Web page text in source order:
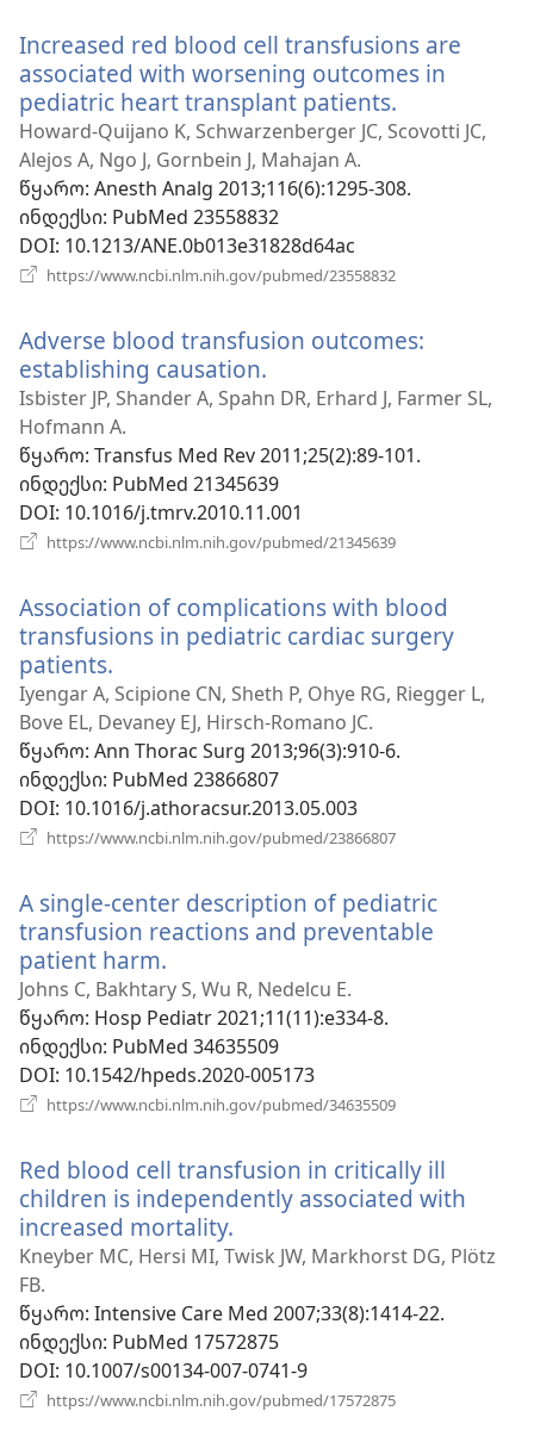
Increased red blood cell transfusions are
associated with worsening outcomes in
pediatric heart transplant patients.
ახალი
Howard-Quijano K, Schwarzenberger JC, Scovotti JC,
Alejos A, Ngo J, Gornbein J, Mahajan A.
წყარო‎: Anesth Analg 2013;116(6):1295-308.
ინდექსი‎: PubMed 23558832
DOI‎: 10.1213/ANE.0b013e31828d64ac
https://www.ncbi.nlm.nih.gov/pubmed/23558832
Adverse blood transfusion outcomes:
establishing causation.
ახალი
Isbister JP, Shander A, Spahn DR, Erhard J, Farmer SL,
Hofmann A.
წყარო‎: Transfus Med Rev 2011;25(2):89-101.
ინდექსი‎: PubMed 21345639
DOI‎: 10.1016/j.tmrv.2010.11.001
https://www.ncbi.nlm.nih.gov/pubmed/21345639
Association of complications with blood
transfusions in pediatric cardiac surgery
patients.
ახალი
ფანჯარა)
Iyengar A, Scipione CN, Sheth P, Ohye RG, Riegger L,
Bove EL, Devaney EJ, Hirsch-Romano JC.
წყარო‎: Ann Thorac Surg 2013;96(3):910-6.
ინდექსი‎: PubMed 23866807
DOI‎: 10.1016/j.athoracsur.2013.05.003
https://www.ncbi.nlm.nih.gov/pubmed/23866807
A single-center description of pediatric
transfusion reactions and preventable
patient harm.
ახალი
ფანჯარა)
Johns C, Bakhtary S, Wu R, Nedelcu E.
წყარო‎: Hosp Pediatr 2021;11(11):e334-8.
ინდექსი‎: PubMed 34635509
DOI‎: 10.1542/hpeds.2020-005173
https://www.ncbi.nlm.nih.gov/pubmed/34635509
Red blood cell transfusion in critically ill
children is independently associated with
increased mortality.
ახალი
Kneyber MC, Hersi MI, Twisk JW, Markhorst DG, Plötz
FB.
წყარო‎: Intensive Care Med 2007;33(8):1414-22.
ინდექსი‎: PubMed 17572875
DOI‎: 10.1007/s00134-007-0741-9
https://www.ncbi.nlm.nih.gov/pubmed/17572875